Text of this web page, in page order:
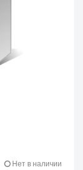
Нет в наличии